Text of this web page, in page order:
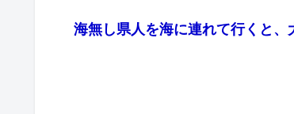
海無し県人を海に連れて行くと